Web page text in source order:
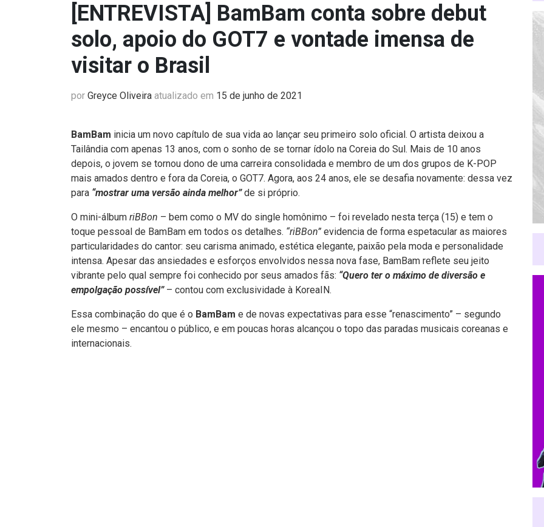
[ENTREVISTA] BamBam conta sobre debut
solo, apoio do GOT7 e vontade imensa de
visitar o Brasil
por Greyce Oliveira atualizado em 15 de junho de 2021
BamBam inicia um novo capítulo de sua vida ao lançar seu primeiro solo oficial. O artista deixou a
Tailândia com apenas 13 anos, com o sonho de se tornar ídolo na Coreia do Sul. Mais de 10 anos
depois, o jovem se tornou dono de uma carreira consolidada e membro de um dos grupos de K-POP
mais amados dentro e fora da Coreia, o GOT7. Agora, aos 24 anos, ele se desafia novamente: dessa vez
para “mostrar uma versão ainda melhor”de si próprio.
O mini-álbum riBBon – bem como o MV do single homônimo – foi revelado nesta terça (15) e tem o
toque pessoal de BamBam em todos os detalhes. “riBBon” evidencia de forma espetacular as maiores
particularidades do cantor: seu carisma animado, estética elegante, paixão pela moda e personalidade
intensa. Apesar das ansiedades e esforços envolvidos nessa nova fase, BamBam reflete seu jeito
vibrante pelo qual sempre foi conhecido por seus amados fãs: “Quero ter o máximo de diversão e
empolgação possível”– contou com exclusividade à KoreaIN.
Essa combinação do que é o BamBam e de novas expectativas para esse “renascimento” – segundo
ele mesmo – encantou o público, e em poucas horas alcançou o topo das paradas musicais coreanas e
internacionais.